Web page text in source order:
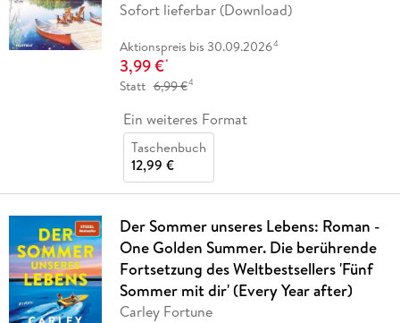
Sofort lieferbar (Download)
Aktionspreis bis 30.09.20264
3,99 €*
Statt 6,99 €4
Ein weiteres Format
Taschenbuch
12,99 €
Der Sommer unseres Lebens: Roman -
One Golden Summer. Die berührende
Fortsetzung des Weltbestsellers 'Fünf
Sommer mit dir' (Every Year after)
Carley Fortune